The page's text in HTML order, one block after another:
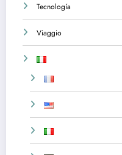
Tecnología
Viaggio